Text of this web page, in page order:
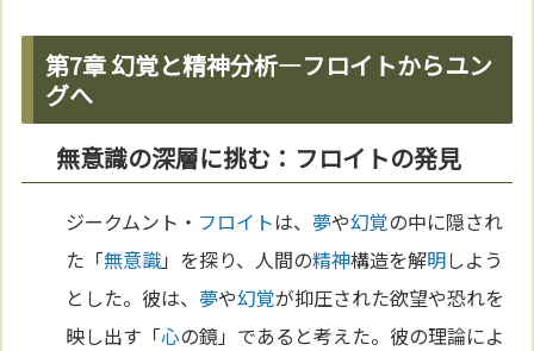
第7章 幻覚と精神分析—フロイトからユン
グへ
無意識の深層に挑む：フロイトの発見
ジークムント・ フロイトは、 夢や幻覚の中に隠され
た「無意識」を探り、人間の精神構造を解明しよう
とした。彼は、 夢や幻覚が抑圧された欲望や恐れを
映し出す「心の鏡」であると考えた。彼の理論によ